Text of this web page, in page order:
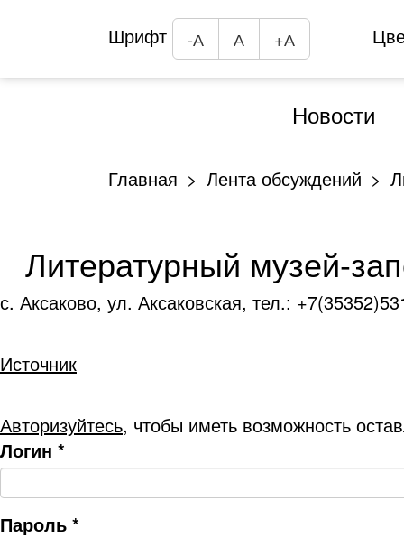
Шрифт -А А +А
Новости
Главная Лента обсуждений
Литературный музей-
с. Аксаково, ул. Аксаковская, тел.:
Источник
Авторизуйтесь, чтобы иметь возможность
Логин *
Пароль *